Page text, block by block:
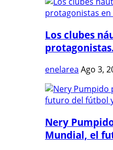
Los clubes
enelarea Ago 3,
Nery
Mundial, el